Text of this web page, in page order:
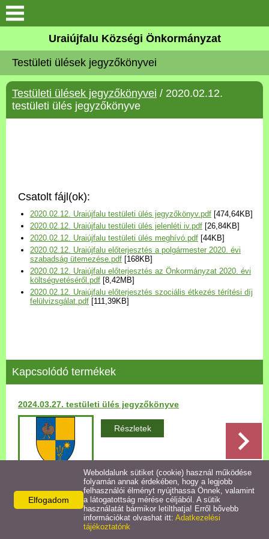
Köszöntő
Elérhetőségek
Uraiújfalu
Választási információk
Versenyképes Járások
Program
Települési Arculati
Kézikönyv
Bezerédj Amália Óvoda
Egyéb intézmények
Egyéb szolgáltatások
Egészségügyi ellátás
Uraiújfalu Sportegyesület
Uraiújfalu Községi Önkormányzat
Testületi ülések jegyzőkönyvei
Testületi ülések jegyzőkönyvei / 2020.02.12.
testületi ülés jegyzőkönyve
Csatolt fájl(ok):
2020.02.12. Uraiújfalu testületi ülés jegyzőkönyv.pdf [474,64KB]
2020.02.12. Uraiújfalu testületi ülés jelenléti iv.pdf [26,84KB]
2020.02.12. Uraiújfalu testületi ülés meghívó.pdf [44KB]
2020.02.12. Uraiújfalu előterjesztés a polgármester 2020. évi
szabadság ütemezése.pdf [168KB]
2020.02.12. Uraiújfalu előterjesztés az Önkormányzat 2020. évi
költségvetéséről.pdf [8,42MB]
2020.02.12. Uraiújfalu előterjesztés szociális étkezés térítési díj
felülvizsgálat.pdf [111,39KB]
Kapcsolódó termékek
2024.03.27. testületi ülés jegyzőkönyve
Részletek
Vissza az előző oldalra!
Elfogadom
Weboldalunk sütiket (cookie) használ működése
folyamán annak érdekében, hogy a legjobb
felhasználói élményt nyújthassa Önnek, valamint
a látogatottság mérése céljából. A sütik
használatát bármikor letilthatja! Erről bővebb
információkat olvashat itt: Adatkezelési
tájékoztatónk